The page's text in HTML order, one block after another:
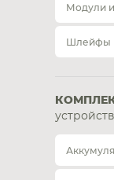
Модули
Шлейфы
устройств